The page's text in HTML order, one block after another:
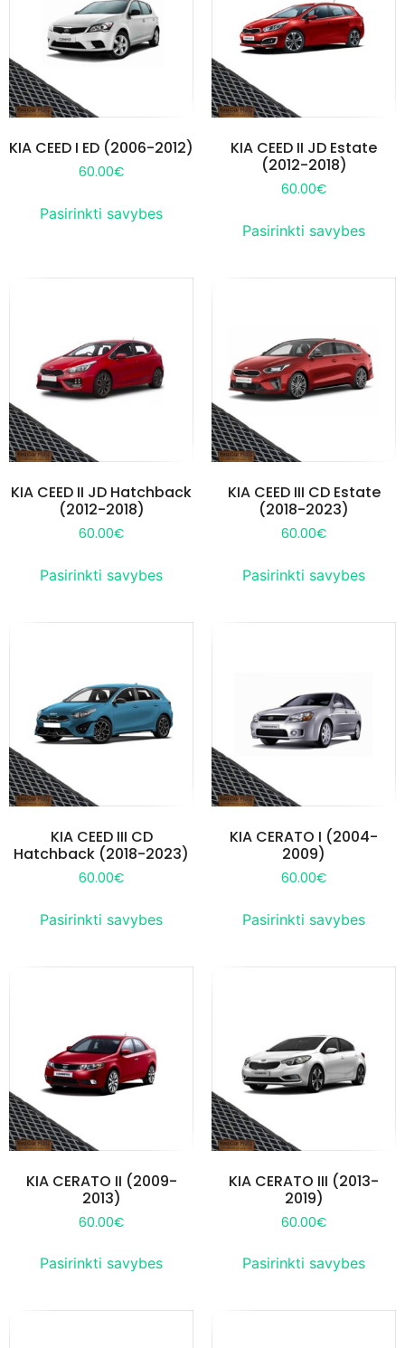
KIA CEED I ED (2006-2012)
60.00€
Pasirinkti savybes
KIA CEED II JD Estate
(2012-2018)
60.00€
Pasirinkti savybes
KIA CEED II JD Hatchback
(2012-2018)
60.00€
Pasirinkti savybes
KIA CEED III CD Estate
(2018-2023)
60.00€
Pasirinkti savybes
KIA CEED III CD
Hatchback (2018-2023)
60.00€
Pasirinkti savybes
KIA CERATO I (2004-
2009)
60.00€
Pasirinkti savybes
KIA CERATO II (2009-
2013)
60.00€
Pasirinkti savybes
KIA CERATO III (2013-
2019)
60.00€
Pasirinkti savybes